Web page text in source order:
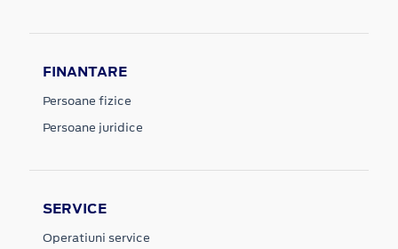
FINANTARE
Persoane fizice
Persoane juridice
SERVICE
Operatiuni service